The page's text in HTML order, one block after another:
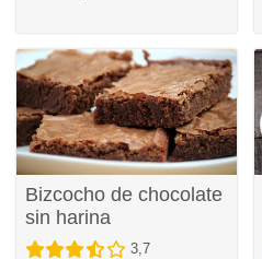
Bizcocho de chocolate
sin harina
3,7